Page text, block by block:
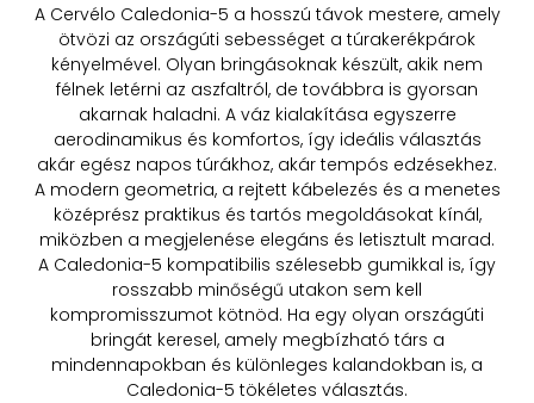
A Cervélo Caledonia-5 a hosszú távok mestere, amely
ötvözi az országúti sebességet a túrakerékpárok
kényelmével. Olyan bringásoknak készült, akik nem
félnek letérni az aszfaltról, de továbbra is gyorsan
akarnak haladni. A váz kialakítása egyszerre
aerodinamikus és komfortos, így ideális választás
akár egész napos túrákhoz, akár tempós edzésekhez.
A modern geometria, a rejtett kábelezés és a menetes
középrész praktikus és tartós megoldásokat kínál,
miközben a megjelenése elegáns és letisztult marad.
A Caledonia-5 kompatibilis szélesebb gumikkal is, így
rosszabb minőségű utakon sem kell
kompromisszumot kötnöd. Ha egy olyan országúti
bringát keresel, amely megbízható társ a
mindennapokban és különleges kalandokban is, a
Caledonia-5 tökéletes választás.